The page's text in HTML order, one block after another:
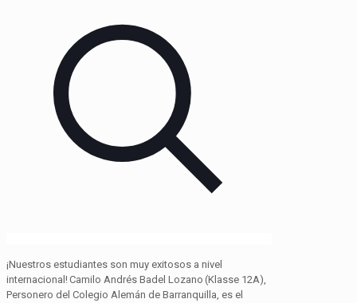
¡Nuestros estudiantes son muy exitosos a nivel
internacional! Camilo Andrés Badel Lozano (Klasse 12A),
Personero del Colegio Alemán de Barranquilla, es el